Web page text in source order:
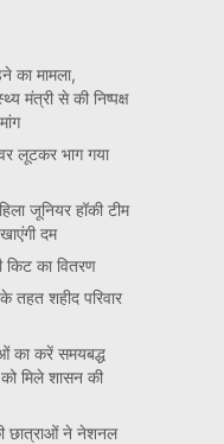
का मामला,
मंत्री से की निष्पक्ष
लूटकर भाग गया
जूनियर हॉकी टीम
दम
किट का वितरण
के तहत शहीद परिवार
का करें समयबद्ध
मिले शासन की
छात्राओं ने नेशनल